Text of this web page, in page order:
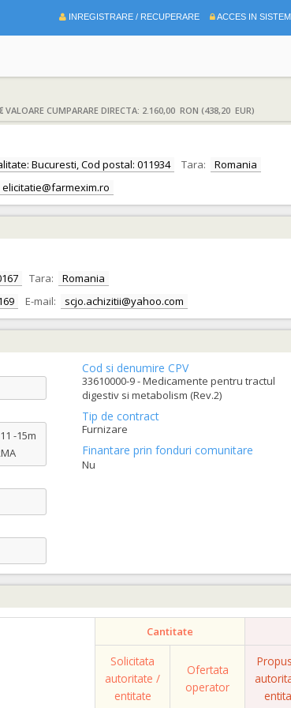
INREGISTRARE / RECUPERARE ACCES IN SISTEM
VALOARE CUMPARARE DIRECTA: 2.160,00 RON (438,20 EUR)
Bucuresti, Cod postal: 011934 Tara:
Romania
elicitatie@farmexim.ro
Tara:
Romania
E-mail: scjo.achizitii@yahoo.com
-15m
Cod si denumire CPV
33610000-9 - Medicamente pentru tractul
digestiv si metabolism (Rev.2)
Tip de contract
Furnizare
Finantare prin fonduri comunitare
Nu
Cantitate
Solicitata
autoritate /
entitate
Ofertata
operator